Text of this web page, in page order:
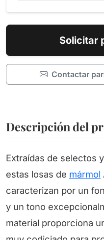
Solicitar
Contactar
Descripción del
Extraídas de selectos
estas losas de mármol
caracterizan por un
y un tono
material proporciona